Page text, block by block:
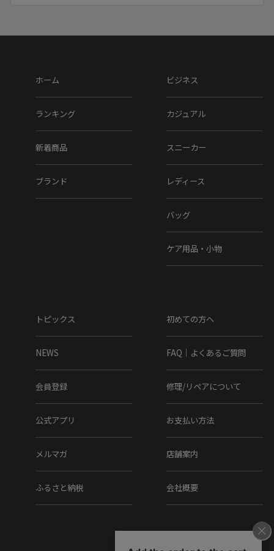
26.5～27.0cm
28.0～28.5cm
ヒール高 : 約2.4cm
※上記のサイズは当店での参考サイズ目安でございま
す。ブランドや木型によって表記サイズの寸法は異なり
▼ラスト(木型)番号
▼製法
▼在庫について
当店は、店頭同時販売のため、売り切れの場合がございま
その際は、当店の都合によりキャンセルとさせて頂きます
ホーム
ランキング
新着商品
ブランド
ビジネス
カジュアル
スニーカー
レディース
バッグ
ケア用品・小物
トピックス
NEWS
会員登録
公式アプリ
メルマガ
ふるさと納税
初めての方へ
FAQ｜よくあるご質問
修理/リペアについて
お支払い方法
店舗案内
会社概要